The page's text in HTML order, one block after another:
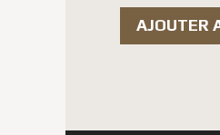
AJOUTER